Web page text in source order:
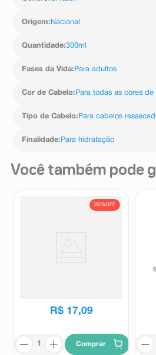
Origem: Nacional
Quantidade:300ml
Fases da Vida: Para adultos
Cor de Cabelo: Para todas as cores de
Tipo de Cabelo: Para cabelos
Finalidade: Para hidratação
Você também pode
20%OFF
R$ 17,09
Comprar